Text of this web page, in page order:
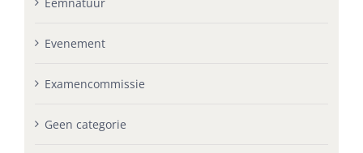
Evenement
Examencommissie
Geen categorie